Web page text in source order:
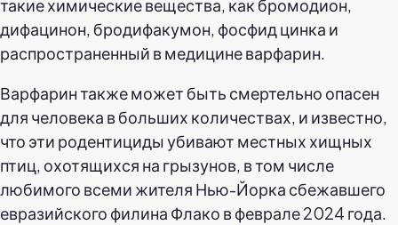
такие химические вещества, как бромодион,
дифацинон, бродифакумон, фосфид цинка и
распространенный в медицине варфарин.
Варфарин также может быть смертельно опасен
для человека в больших количествах, и известно,
что эти родентициды убивают местных хищных
птиц, охотящихся на грызунов, в том числе
любимого всеми жителя Нью-Йорка сбежавшего
евразийского филина Флако в феврале 2024 года.